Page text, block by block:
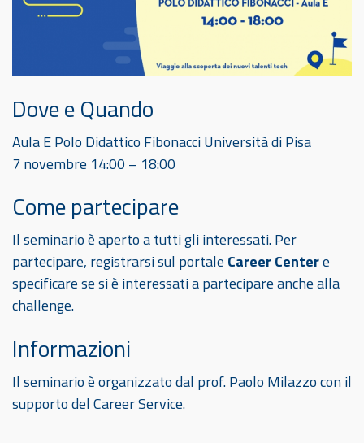
Dove e Quando
Aula E Polo Didattico Fibonacci Università di Pisa
7 novembre 14:00 – 18:00
Come partecipare
Il seminario è aperto a tutti gli interessati. Per
partecipare, registrarsi sul portale Career Centere
specificare se si è interessati a partecipare anche alla
challenge.
Informazioni
Il seminario è organizzato dal prof. Paolo Milazzo con il
supporto del Career Service.